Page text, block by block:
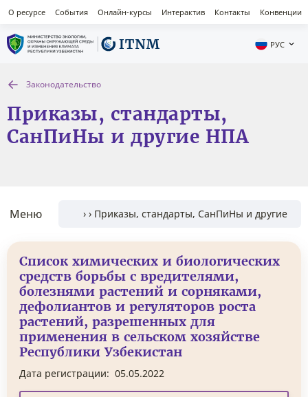
О ресурсе События Онлайн-курсы Интерактив Контакты Конвенции
РУС
Законодательство
Приказы, стандарты,
СанПиНы и другие НПА
Меню
Список химических и биологических
средств борьбы с вредителями,
болезнями растений и сорняками,
дефолиантов и регуляторов роста
растений, разрешенных для
применения в сельском хозяйстве
Республики Узбекистан
Дата регистрации: 05.05.2022